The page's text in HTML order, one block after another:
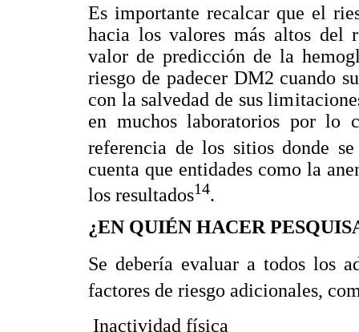
Es importante recalcar que el
hacia los valores más altos del
valor de predicción de la
riesgo de padecer DM2 cuando
con la salvedad de sus
en muchos laboratorios por lo
referencia de los sitios donde
cuenta que entidades como la
los resultados14.
¿EN QUIÉN HACER
Se debería evaluar a todos los
factores de riesgo adicionales,
 Inactividad física